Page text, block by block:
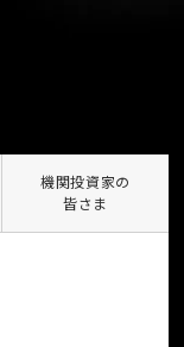
機関投資家の
皆さま